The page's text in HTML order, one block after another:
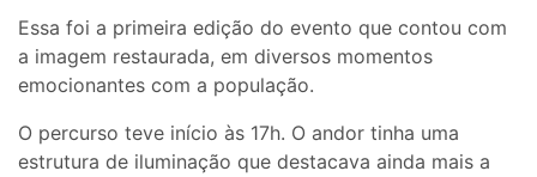
Essa foi a primeira edição do evento que contou com
a imagem restaurada, em diversos momentos
emocionantes com a população.
O percurso teve início às 17h. O andor tinha uma
estrutura de iluminação que destacava ainda mais a